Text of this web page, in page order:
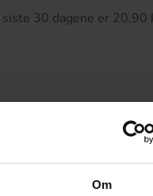
Om
siste 30 dagene er